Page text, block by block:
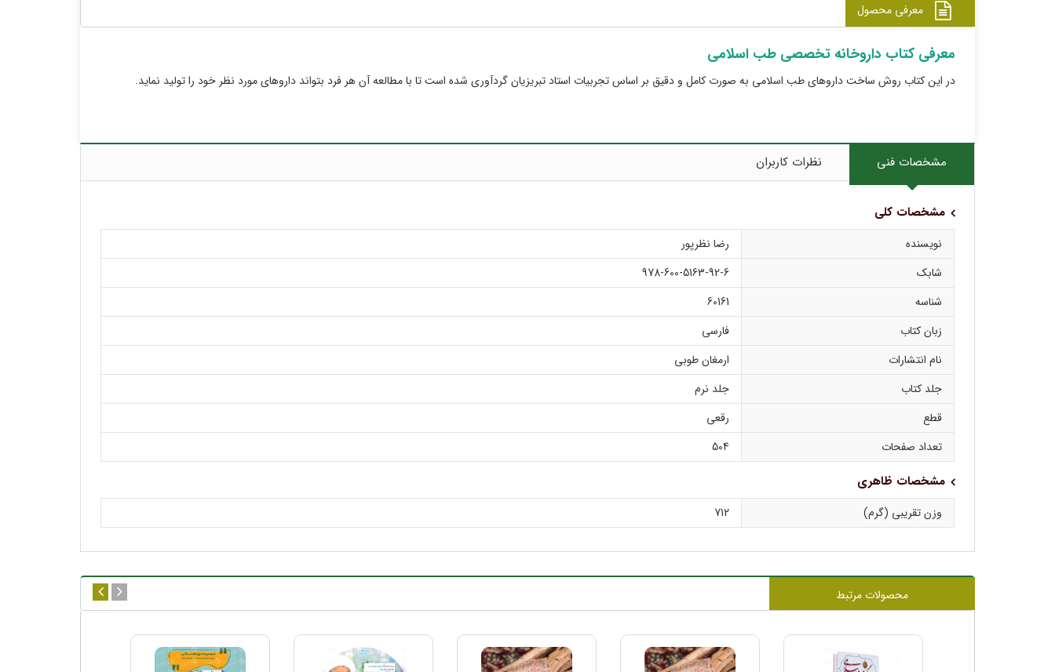
معرفی محصول
معرفی کتاب داروخانه تخصصی طب اسلامی
در این کتاب روش ساخت داروهای طب اسلامی به صورت کامل و دقیق بر اساس تجربیات استاد تبریزیان گردآوری شده است تا با مطالعه آن هر فرد بتواند داروهای مورد نظر خود را تولید نماید.
مشخصات فنی نظرات کاربران
مشخصات کلی
نویسنده
رضا نظرپور
شابک
978-600-5163-92-6
شناسه
60161
زبان کتاب
فارسی
نام انتشارات
ارمغان طوبی
جلد کتاب
جلد نرم
قطع
رقعی
تعداد صفحات
504
مشخصات ظاهری
وزن تقریبی (گرم) 712
محصولات مرتبط